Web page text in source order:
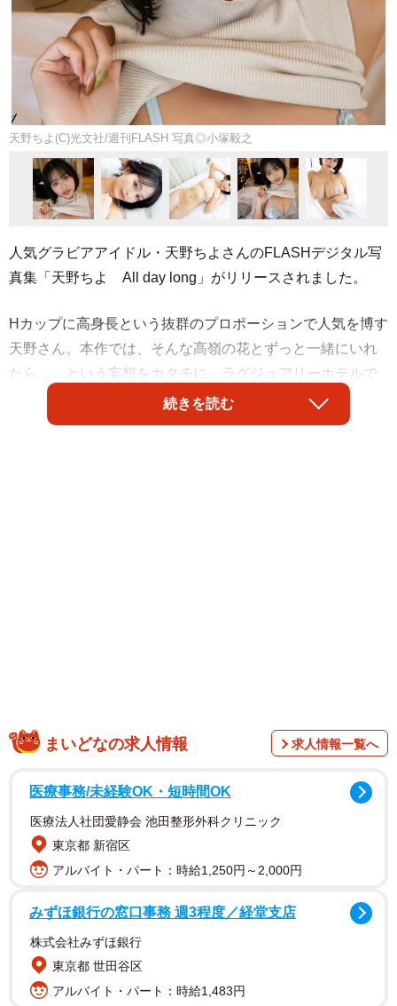
天野ちよ(C)光文社/週刊FLASH 写真◎小塚毅之
人気グラビアアイドル・天野ちよさんのFLASHデジタル写
真集「天野ちよ All day long」がリリースされました。
Hカップに高身長という抜群のプロポーションで人気を博す
天野さん。本作では、そんな高嶺の花とずっと一緒にいれ
たら……という妄想をカタチに。ラグジュアリーホテルで
朝から晩まで、そしてまた次の朝まで、女神と過ごす至福
の時。ベッドでもお風呂でも、艶っぽいオトナな表情から
【天野ちよさんプロフィール】
続きを読む
まいどなの求人情報 求人情報一覧へ
医療事務/未経験OK・短時間OK
医療法人社団愛静会 池田整形外科クリニック
東京都 新宿区
アルバイト・パート：時給1,250円～2,000円
みずほ銀行の窓口事務 週3程度／経堂支店
株式会社みずほ銀行
東京都 世田谷区
アルバイト・パート：時給1,483円